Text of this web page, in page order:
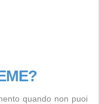
quando non puoi